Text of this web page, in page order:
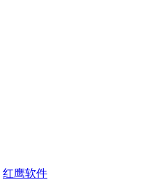
红鹰软件